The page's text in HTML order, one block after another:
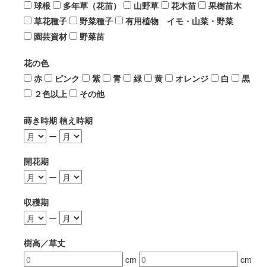
球根
多年草（花苗） 山野草 花木苗
果樹苗木
草花種子
野菜種子
有用植物 イモ・山菜・野菜
園芸資材
野菜苗
花の色
赤
ピンク 紫 青 緑 黄 オレンジ 白
黒
２色以上
その他
蒔き時期 植え時期
ー
開花期
ー
収穫期
ー
樹高／草丈
cm
cm